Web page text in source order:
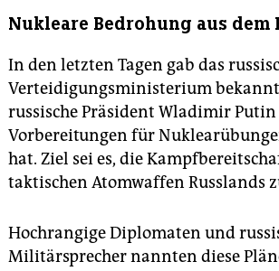
Nukleare Bedrohung aus dem
In den letzten Tagen gab das
Verteidigungsministerium
russische Präsident Wladimir Putin
Vorbereitungen für
hat. Ziel sei es, die
taktischen Atomwaffen Russlands
Hochrangige Diplomaten und
Militärsprecher nannten diese